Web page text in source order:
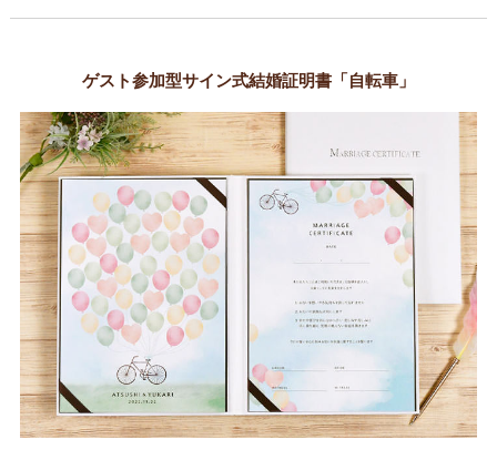
ゲスト参加型サイン式結婚証明書「自転車」